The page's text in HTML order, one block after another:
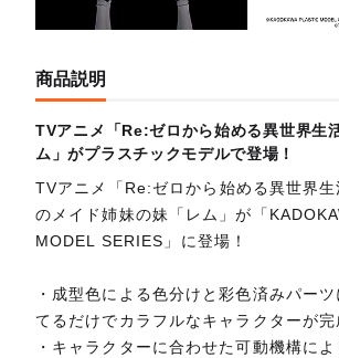
商品説明
TVアニメ「Re:ゼロから始める異世界生
ム」がプラスチックモデルで登場！
TVアニメ「Re:ゼロから始める異世界
のメイド姉妹の妹「レム」が「
MODEL SERIES」に登場！
・成型色による色分けと彩色済みパー
てるだけでカラフルなキャラクターが完
・キャラクターに合わせた可動機構に